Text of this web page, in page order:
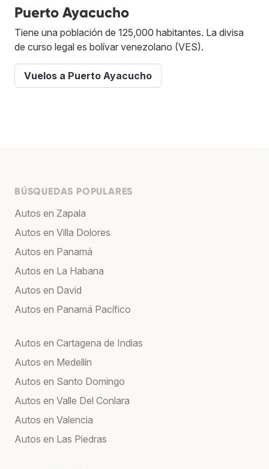
Puerto Ayacucho
Tiene una población de 125,000 habitantes. La divisa
de curso legal es bolívar venezolano (VES).
Vuelos a Puerto Ayacucho
BÚSQUEDAS POPULARES
Autos en Zapala
Autos en Villa Dolores
Autos en Panamá
Autos en La Habana
Autos en David
Autos en Panamá Pacífico
Autos en Cartagena de Indias
Autos en Medellín
Autos en Santo Domingo
Autos en Valle Del Conlara
Autos en Valencia
Autos en Las Piedras